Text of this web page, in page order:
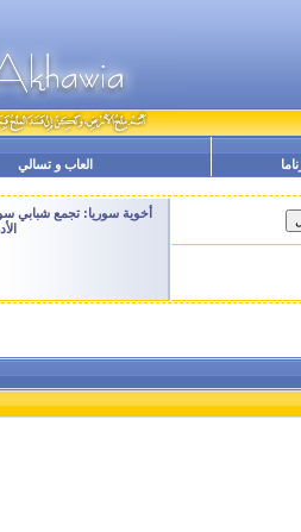
العاب و تسالي
أخوية سوريا: تجمع شبابي